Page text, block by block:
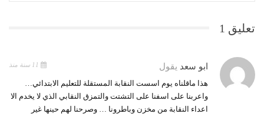
تعليق 1
ابو سعد يقول
هذا ماقلناه يوم اسست النقابة المستقلة للتعليم الابتدائي…
واعربنا على اسفنا على التشتت والتمزق النقابي الذي لا يخدم الا
اعداء النقابة من مخزن وباطرونا … وصرحنا لهم حينها غير